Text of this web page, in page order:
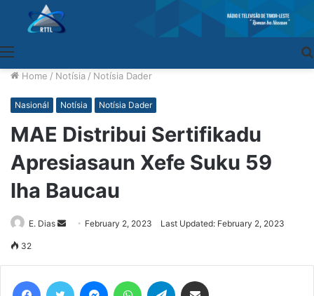
Home / Notísia / Notísia Dader
Nasionál Notísia Notísia Dader
MAE Distribui Sertifikadu
Apresiasaun Xefe Suku 59
Iha Baucau
E. Dias
SendFebruary 2, 2023 Last Updated: February 2, 2023
32